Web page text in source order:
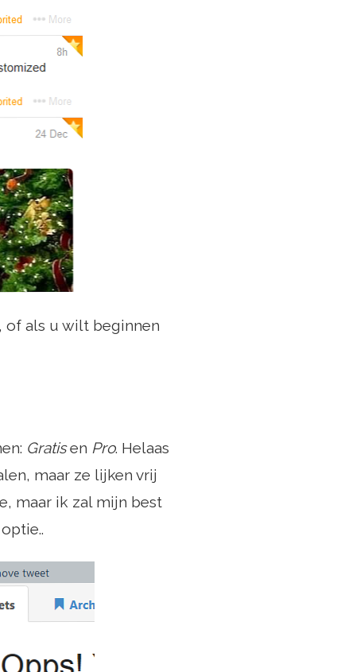
of als u wilt beginnen
Gratisen Pro. Helaas
maar ze lijken vrij
maar ik zal mijn best